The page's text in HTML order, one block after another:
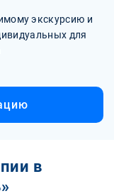
экскурсию и
для
в